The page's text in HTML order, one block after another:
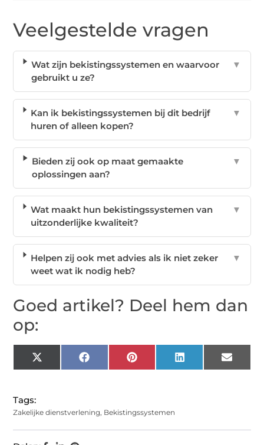
Veelgestelde vragen
Wat zijn bekistingssystemen en waarvoor
gebruikt u ze?
▼
Kan ik bekistingssystemen bij dit bedrijf
huren of alleen kopen?
▼
Bieden zij ook op maat gemaakte
oplossingen aan?
▼
Wat maakt hun bekistingssystemen van
uitzonderlijke kwaliteit?
▼
Helpen zij ook met advies als ik niet zeker
weet wat ik nodig heb?
▼
Goed artikel? Deel hem dan
op:
X
(Twitter)
Facebook Pinterest LinkedIn Email
Tags:
Zakelijke dienstverlening, Bekistingssystemen